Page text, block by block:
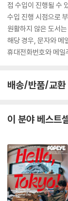
접 수입이 진행될 수
수입 진행 시점으로
원활하지 않은 도서
해당 경우, 문자와 메
휴대전화번호와 메일
배송/반품/교환
이 분야 베스트